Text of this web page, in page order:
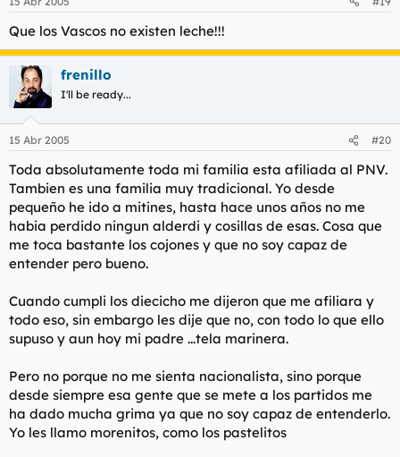
Que los Vascos no existen leche!!!
frenillo
I'll be ready...
15 Abr 2005 #20
Toda absolutamente toda mi familia esta afiliada al PNV.
Tambien es una familia muy tradicional. Yo desde
pequeño he ido a mitines, hasta hace unos años no me
habia perdido ningun alderdi y cosillas de esas. Cosa que
me toca bastante los cojones y que no soy capaz de
entender pero bueno.
Cuando cumpli los diecicho me dijeron que me afiliara y
todo eso, sin embargo les dije que no, con todo lo que ello
supuso y aun hoy mi padre ...tela marinera.
Pero no porque no me sienta nacionalista, sino porque
desde siempre esa gente que se mete a los partidos me
ha dado mucha grima ya que no soy capaz de entenderlo.
Yo les llamo morenitos, como los pastelitos